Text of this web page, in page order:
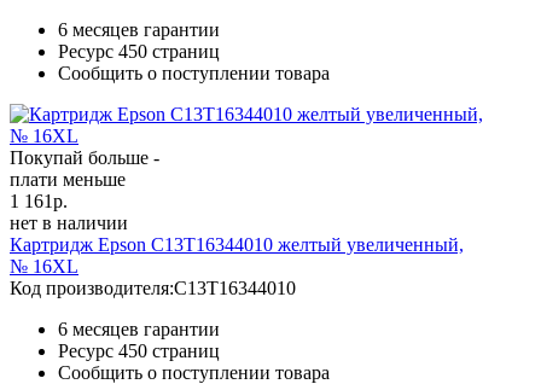
6 месяцев гарантии
Ресурс 450 страниц
Сообщить о поступлении товара
Покупай больше -
плати меньше
1 161р.
нет в наличии
Картридж Epson C13T16344010 желтый увеличенный,
№ 16XL
Код производителя:C13T16344010
6 месяцев гарантии
Ресурс 450 страниц
Сообщить о поступлении товара